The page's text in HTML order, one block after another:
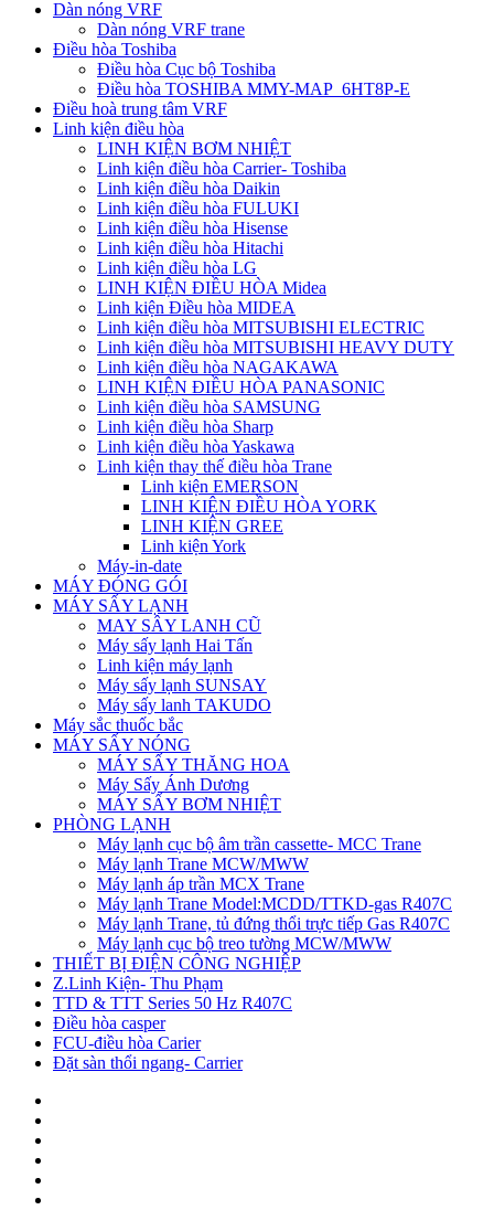
Dàn nóng VRF
Dàn nóng VRF trane
Điều hòa Toshiba
Điều hòa Cục bộ Toshiba
Điều hòa TOSHIBA MMY-MAP_6HT8P-E
Điều hoà trung tâm VRF
Linh kiện điều hòa
LINH KIỆN BƠM NHIỆT
Linh kiện điều hòa Carrier- Toshiba
Linh kiện điều hòa Daikin
Linh kiện điều hòa FULUKI
Linh kiện điều hòa Hisense
Linh kiện điều hòa Hitachi
Linh kiện điều hòa LG
LINH KIỆN ĐIỀU HÒA Midea
Linh kiện Điều hòa MIDEA
Linh kiện điều hòa MITSUBISHI ELECTRIC
Linh kiện điều hòa MITSUBISHI HEAVY DUTY
Linh kiện điều hòa NAGAKAWA
LINH KIỆN ĐIỀU HÒA PANASONIC
Linh kiện điều hòa SAMSUNG
Linh kiện điều hòa Sharp
Linh kiện điều hòa Yaskawa
Linh kiện thay thế điều hòa Trane
Linh kiện EMERSON
LINH KIỆN ĐIỀU HÒA YORK
LINH KIỆN GREE
Linh kiện York
Máy-in-date
MÁY ĐÓNG GÓI
MÁY SẤY LẠNH
MAY SÂY LANH CŨ
Máy sấy lạnh Hai Tấn
Linh kiện máy lạnh
Máy sấy lạnh SUNSAY
Máy sấy lanh TAKUDO
Máy sắc thuốc bắc
MÁY SẤY NÓNG
MÁY SẤY THĂNG HOA
Máy Sấy Ánh Dương
MÁY SẤY BƠM NHIỆT
PHÒNG LẠNH
Máy lạnh cục bộ âm trần cassette- MCC Trane
Máy lạnh Trane MCW/MWW
Máy lạnh áp trần MCX Trane
Máy lạnh Trane Model:MCDD/TTKD-gas R407C
Máy lạnh Trane, tủ đứng thổi trực tiếp Gas R407C
Máy lạnh cục bộ treo tường MCW/MWW
THIẾT BỊ ĐIỆN CÔNG NGHIỆP
Z.Linh Kiện- Thu Phạm
TTD & TTT Series 50 Hz R407C
Điều hòa casper
FCU-điều hòa Carier
Đặt sàn thổi ngang- Carrier